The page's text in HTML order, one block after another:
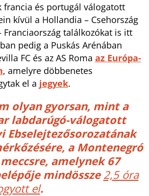
francia és portugál válogatott
kívül a Hollandia – Csehország
Franciaország találkozókat is itt
pedig a Puskás Arénában
FC és az AS Roma az Európa-
, amelyre döbbenetes
el a jegyek.
olyan gyorsan, mint a
labdarúgó-válogatott
Ebselejtezősorozatának
a Montenegró
amelynek 67
mindössze 2,5 óra
el.